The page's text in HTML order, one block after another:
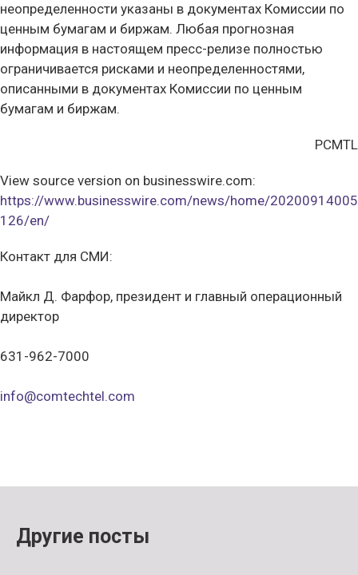
неопределенности указаны в документах Комиссии по
ценным бумагам и биржам. Любая прогнозная
информация в настоящем пресс-релизе полностью
ограничивается рисками и неопределенностями,
описанными в документах Комиссии по ценным
бумагам и биржам.
PCMTL
View source version on businesswire.com:
https://www.businesswire.com/news/home/20200914005
126/en/
Контакт для СМИ:
Майкл Д. Фарфор, президент и главный операционный
директор
631-962-7000
info@comtechtel.com
Другие посты